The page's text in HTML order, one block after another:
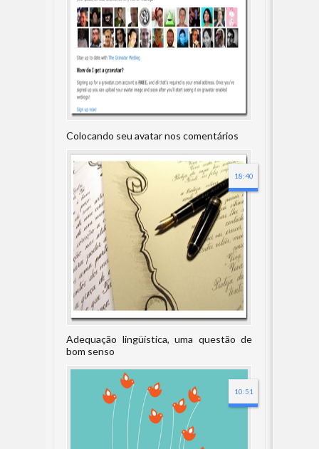
Colocando seu avatar nos comentários
Adequação lingüística, uma questão de
bom senso
18:40
10:51